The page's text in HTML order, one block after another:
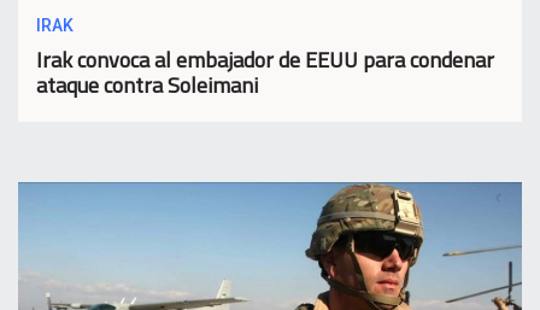
IRAK
Irak convoca al embajador de EEUU para condenar
ataque contra Soleimani